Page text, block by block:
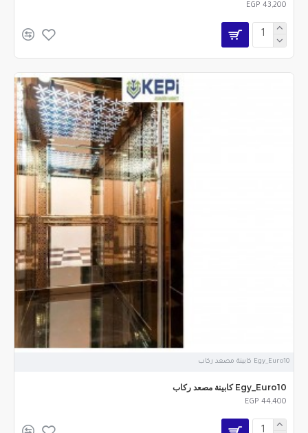
EGP 43,200
Egy_Euro10 كابينة مصعد ركاب
Egy_Euro10 كابينة مصعد ركاب
EGP 44,400